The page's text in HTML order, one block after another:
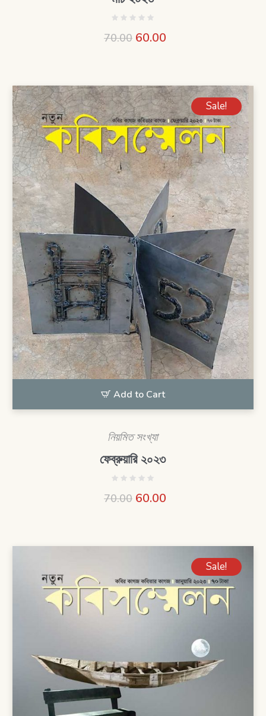
70.00 60.00
Add to Cart
Sale!
নিয়মিত সংখ্যা
ফেব্রুয়ারি ২০২৩
70.00 60.00
Sale!